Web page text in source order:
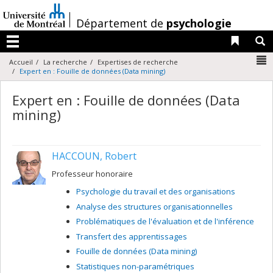
au
contenu
/Département de psychologie
Menu
Liens
Accueil La recherche
Expertises de recherche
Expert en : Fouille de données (Data mining)
Expert en : Fouille de données (Data
mining)
HACCOUN, Robert
Professeur honoraire
Psychologie du travail et des organisations
Analyse des structures organisationnelles
Problématiques de l'évaluation et de l'inférence
Transfert des apprentissages
Fouille de données (Data mining)
Statistiques non-paramétriques